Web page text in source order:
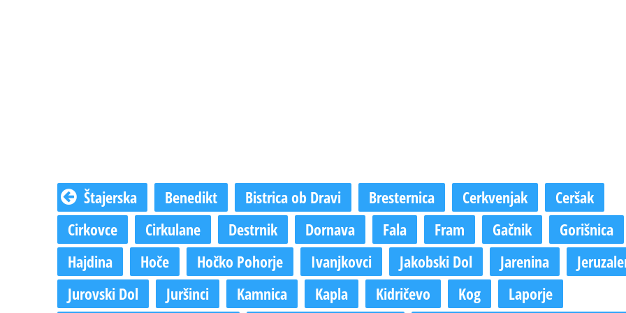
Štajerska Benedikt Bistrica ob Dravi Bresternica Cerkvenjak
Ceršak
Cirkovce
Cirkulane Destrnik Dornava Fala Fram Gačnik
Gorišnica
Hajdina
Hoče Hočko Pohorje Ivanjkovci Jakobski Dol Jarenina
Jurovski Dol
Juršinci Kamnica Kapla Kidričevo Kog Laporje